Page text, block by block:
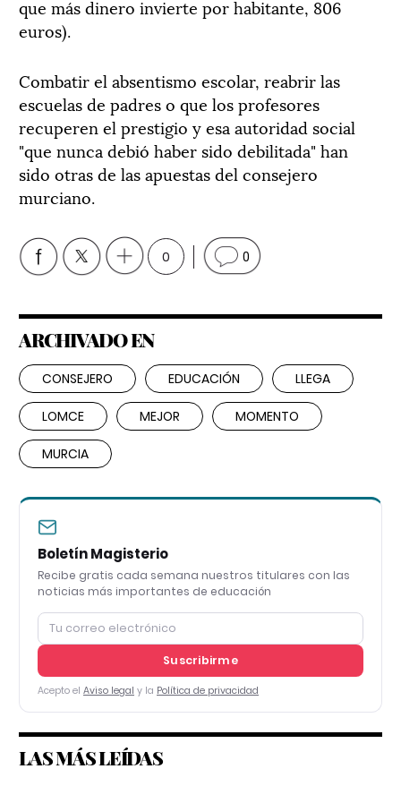
que más dinero invierte por habitante, 806
euros).
Combatir el absentismo escolar, reabrir las
escuelas de padres o que los profesores
recuperen el prestigio y esa autoridad social
"que nunca debió haber sido debilitada" han
sido otras de las apuestas del consejero
murciano.
0 0
ARCHIVADO EN
CONSEJERO EDUCACIÓN LLEGA
LOMCE MEJOR MOMENTO
MURCIA
Boletín Magisterio
Recibe gratis cada semana nuestros titulares con las
noticias más importantes de educación
Suscribirme
Acepto el Aviso legal y la Política de privacidad
LAS MÁS LEÍDAS